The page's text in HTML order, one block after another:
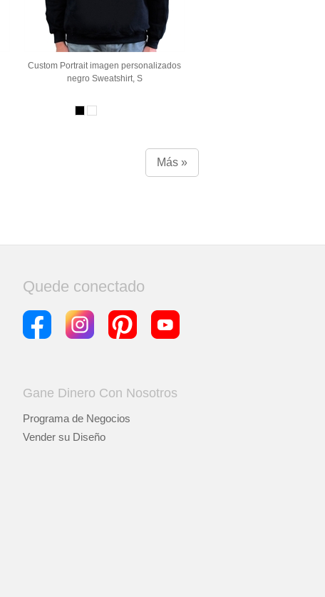
Custom Portrait imagen personalizados
negro Sweatshirt, S
Más »
Quede conectado
Gane Dinero Con Nosotros
Programa de Negocios
Vender su Diseño